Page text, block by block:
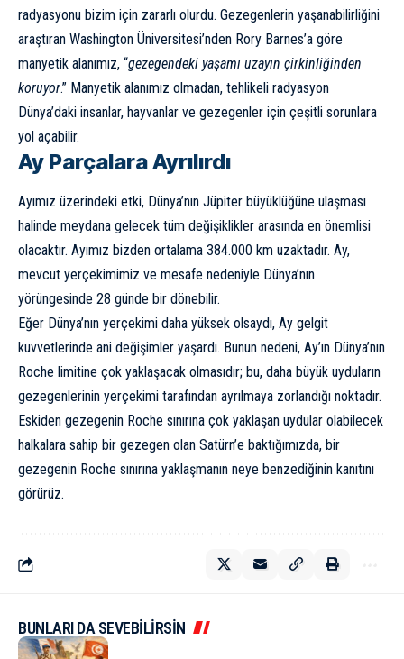
radyasyonu bizim için zararlı olurdu. Gezegenlerin yaşanabilirliğini
araştıran Washington Üniversitesi’nden Rory Barnes’a göre
manyetik alanımız, “gezegendeki yaşamı uzayın çirkinliğinden
koruyor.” Manyetik alanımız olmadan, tehlikeli radyasyon
Dünya’daki insanlar, hayvanlar ve gezegenler için çeşitli sorunlara
yol açabilir.
Ay Parçalara Ayrılırdı
Ayımız üzerindeki etki, Dünya’nın Jüpiter büyüklüğüne ulaşması
halinde meydana gelecek tüm değişiklikler arasında en önemlisi
olacaktır. Ayımız bizden ortalama 384.000 km uzaktadır. Ay,
mevcut yerçekimimiz ve mesafe nedeniyle Dünya’nın
yörüngesinde 28 günde bir dönebilir.
Eğer Dünya’nın yerçekimi daha yüksek olsaydı, Ay gelgit
kuvvetlerinde ani değişimler yaşardı. Bunun nedeni, Ay’ın Dünya’nın
Roche limitine çok yaklaşacak olmasıdır; bu, daha büyük uyduların
gezegenlerinin yerçekimi tarafından ayrılmaya zorlandığı noktadır.
Eskiden gezegenin Roche sınırına çok yaklaşan uydular olabilecek
halkalara sahip bir gezegen olan Satürn’e baktığımızda, bir
gezegenin Roche sınırına yaklaşmanın neye benzediğinin kanıtını
görürüz.
BUNLARI DA SEVEBİLİRSİN
KÜLTÜR